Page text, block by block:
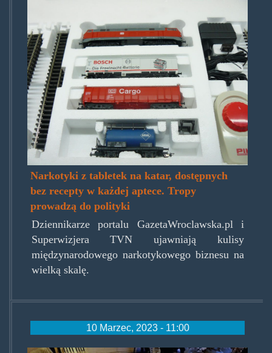
piko.jpg
Narkotyki z tabletek na katar, dostępnych
bez recepty w każdej aptece. Tropy
prowadzą do polityki
Dziennikarze portalu GazetaWroclawska.pl i
Superwizjera TVN ujawniają kulisy
międzynarodowego narkotykowego biznesu na
wielką skalę.
10 Marzec, 2023 - 11:00